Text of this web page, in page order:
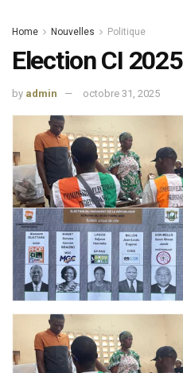
Home Nouvelles Politique
Election CI 2025
by admin octobre 31, 2025